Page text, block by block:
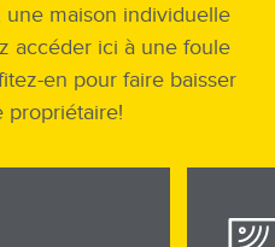
maison individuelle
accéder ici à une foule
en pour faire baisser
propriétaire!